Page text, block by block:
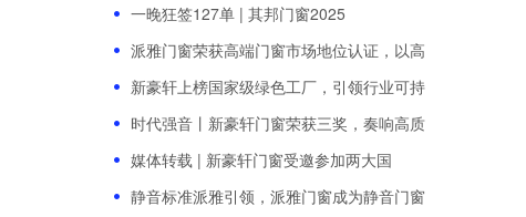
一晚狂签127单 | 其邦门窗2025
派雅门窗荣获高端门窗市场地位认证，以高
新豪轩上榜国家级绿色工厂，引领行业可持
时代强音丨新豪轩门窗荣获三奖，奏响高质
媒体转载 | 新豪轩门窗受邀参加两大国
静音标准派雅引领，派雅门窗成为静音门窗